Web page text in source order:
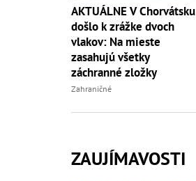
AKTUÁLNE V Chorvátsku
došlo k zrážke dvoch
vlakov: Na mieste
zasahujú všetky
záchranné zložky
Zahraničné
ZAUJÍMAVOSTI